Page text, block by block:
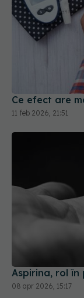
Ce efect are
11 feb 2026, 21:51
Aspirina, rol
08 apr 2026, 15:17